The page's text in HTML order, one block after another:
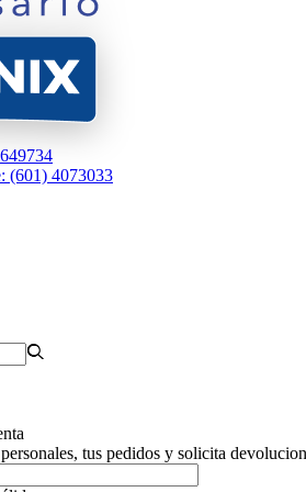
(601) 4073033
tus pedidos y solicita